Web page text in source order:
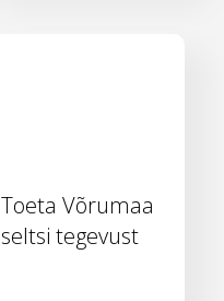
Toeta Võrumaa
seltsi tegevust